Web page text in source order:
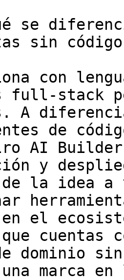
se
sin
con
full-stack
A
de
AI
y
de la idea
el
cuentas
dominio
marca